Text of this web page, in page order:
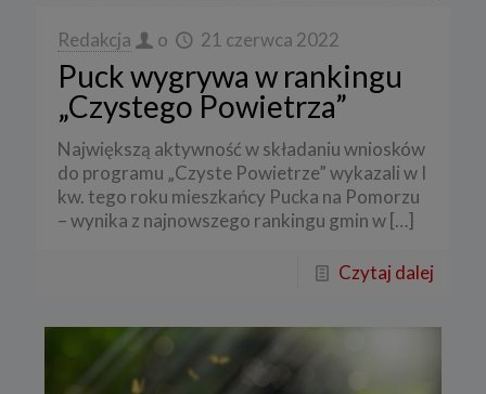
Redakcja o 21 czerwca 2022
Puck wygrywa w rankingu
„Czystego Powietrza”
Największą aktywność w składaniu wniosków
do programu „Czyste Powietrze” wykazali w I
kw. tego roku mieszkańcy Pucka na Pomorzu
– wynika z najnowszego rankingu gmin w[…]
Czytaj dalej